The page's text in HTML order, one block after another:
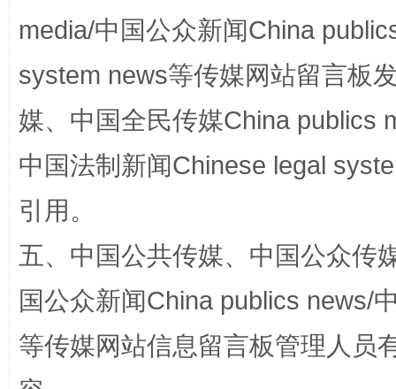
media/中国公众新闻China
system news等传媒网站留言板
媒、中国全民传媒China publics
中国法制新闻Chinese legal
引用。
五、中国公共传媒、中国公众传
国公众新闻China publics news/
等传媒网站信息留言板管理人员